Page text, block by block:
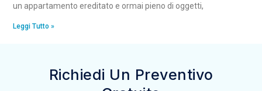
un appartamento ereditato e ormai pieno di oggetti,
Leggi Tutto »
Richiedi Un Preventivo